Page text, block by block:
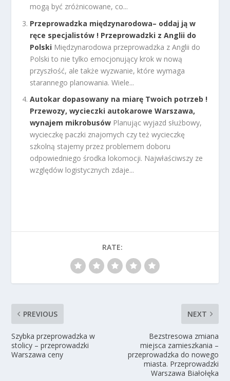
mogą być zróżnicowane, co...
Przeprowadzka międzynarodowa– oddaj ją w
ręce specjalistów ! Przeprowadzki z Anglii do
Polski Międzynarodowa przeprowadzka z Anglii do
Polski to nie tylko emocjonujący krok w nową
przyszłość, ale także wyzwanie, które wymaga
starannego planowania. Wiele...
Autokar dopasowany na miarę Twoich potrzeb !
Przewozy, wycieczki autokarowe Warszawa,
wynajem mikrobusów Planując wyjazd służbowy,
wycieczkę paczki znajomych czy też wycieczkę
szkolną stajemy przez problemem doboru
odpowiedniego środka lokomocji. Najwłaściwszy ze
względów logistycznych zdaje...
RATE:
PREVIOUS
Szybka przeprowadzka w
stolicy – przeprowadzki
Warszawa ceny
NEXT
Bezstresowa zmiana
miejsca zamieszkania –
przeprowadzka do nowego
miasta. Przeprowadzki
Warszawa Białołęka